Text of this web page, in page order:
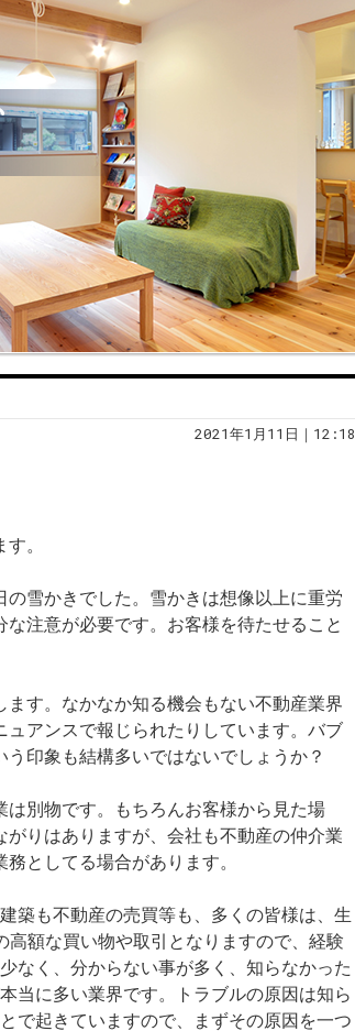
2021年1月11日｜12:18
。
雪かきでした。雪かきは想像以上に重労
注意が必要です。お客様を待たせること
す。なかなか知る機会もない不動産業界
アンスで報じられたりしています。バブ
印象も結構多いではないでしょうか？
別物です。もちろんお客様から見た場
りはありますが、会社も不動産の仲介業
としてる場合があります。
築も不動産の売買等も、多くの皆様は、生
高額な買い物や取引となりますので、経験
なく、分からない事が多く、知らなかった
本当に多い業界です。トラブルの原因は知ら
で起きていますので、まずその原因を一つ